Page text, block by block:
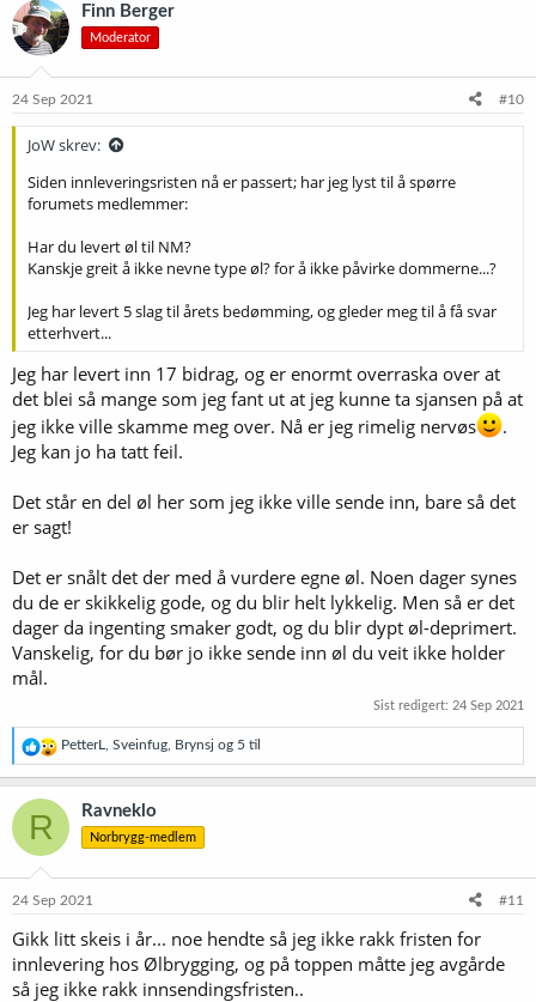
Finn Berger
Moderator
24 Sep 2021 #10
JoW skrev:
Siden innleveringsristen nå er passert; har jeg lyst til å spørre
forumets medlemmer:
Har du levert øl til NM?
Kanskje greit å ikke nevne type øl? for å ikke påvirke dommerne...?
Jeg har levert 5 slag til årets bedømming, og gleder meg til å få svar
etterhvert...
Jeg har levert inn 17 bidrag, og er enormt overraska over at
det blei så mange som jeg fant ut at jeg kunne ta sjansen på at
jeg ikke ville skamme meg over. Nå er jeg rimelig nervøs
.
Jeg kan jo ha tatt feil.
Det står en del øl her som jeg ikke ville sende inn, bare så det
er sagt!
Det er snålt det der med å vurdere egne øl. Noen dager synes
du de er skikkelig gode, og du blir helt lykkelig. Men så er det
dager da ingenting smaker godt, og du blir dypt øl-deprimert.
Vanskelig, for du bør jo ikke sende inn øl du veit ikke holder
mål.
Sist redigert: 24 Sep 2021
R
e
a
n
e
:
PetterL Sveinfug Brynsj og 5 til
R Ravneklo
Norbrygg-medlem
24 Sep 2021 #11
Gikk litt skeis i år... noe hendte så jeg ikke rakk fristen for
innlevering hos Ølbrygging, og på toppen måtte jeg avgårde
så jeg ikke rakk innsendingsfristen..